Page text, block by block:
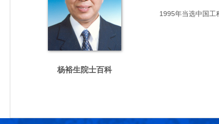
杨裕生院士百科
1995年当选中国工